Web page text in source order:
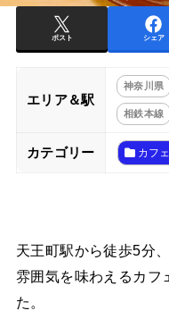
ポスト シェア
エリア＆駅
神奈川県
相鉄本線
カテゴリー カフェ
天王町駅から徒歩5分
雰囲気を味わえるカフ
た。